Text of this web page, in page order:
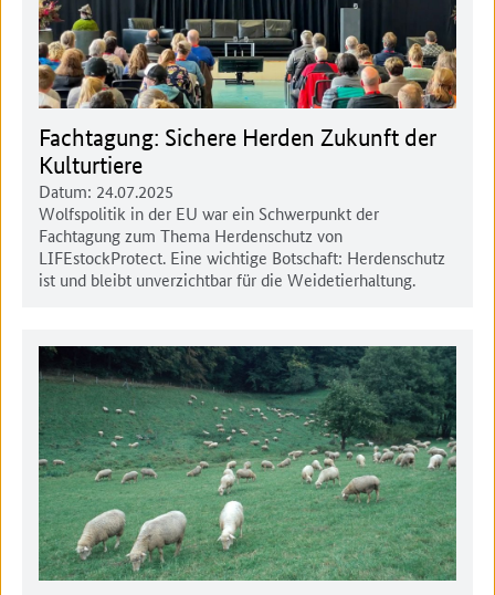
Fachtagung: Sichere Herden Zukunft der
Kulturtiere
Datum: 24.07.2025
Wolfspolitik in der EU war ein Schwerpunkt der
Fachtagung zum Thema Herdenschutz von
LIFEstockProtect. Eine wichtige Botschaft: Herdenschutz
ist und bleibt unverzichtbar für die Weidetierhaltung.